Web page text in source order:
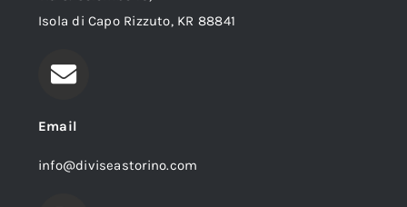
Isola di Capo Rizzuto, KR 88841
Email
info@diviseastorino.com